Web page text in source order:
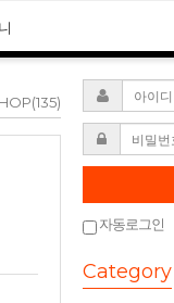
자동로그인
Category